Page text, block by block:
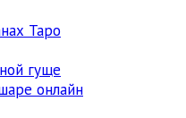
Таро
гуще
онлайн